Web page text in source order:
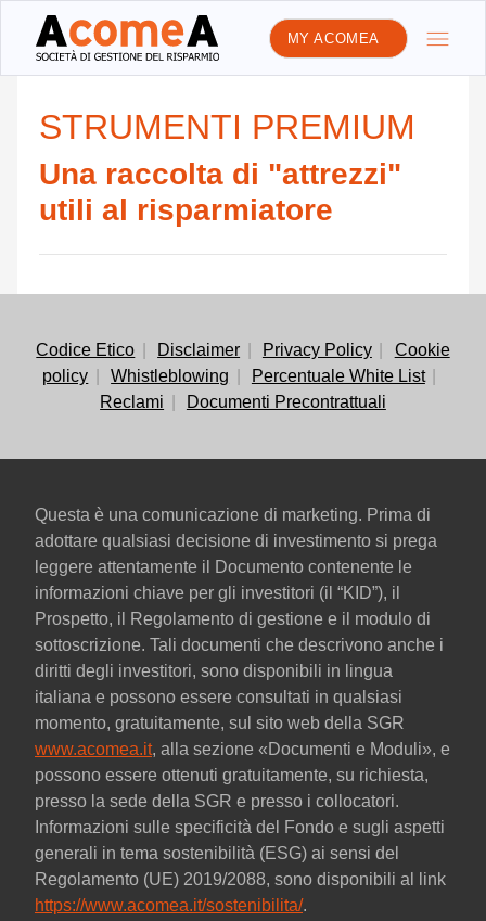
MY ACOMEA
STRUMENTI PREMIUM
Una raccolta di "attrezzi"
utili al risparmiatore
Codice Etico Disclaimer Privacy Policy
Cookie
policy
Whistleblowing
Percentuale White List
Reclami
Documenti Precontrattuali
Questa è una comunicazione di marketing. Prima di
adottare qualsiasi decisione di investimento si prega
leggere attentamente il Documento contenente le
informazioni chiave per gli investitori (il “KID”), il
Prospetto, il Regolamento di gestione e il modulo di
sottoscrizione. Tali documenti che descrivono anche i
diritti degli investitori, sono disponibili in lingua
italiana e possono essere consultati in qualsiasi
momento, gratuitamente, sul sito web della SGR
www.acomea.it, alla sezione «Documenti e Moduli», e
possono essere ottenuti gratuitamente, su richiesta,
presso la sede della SGR e presso i collocatori.
Informazioni sulle specificità del Fondo e sugli aspetti
generali in tema sostenibilità (ESG) ai sensi del
Regolamento (UE) 2019/2088, sono disponibili al link
https://www.acomea.it/sostenibilita/.